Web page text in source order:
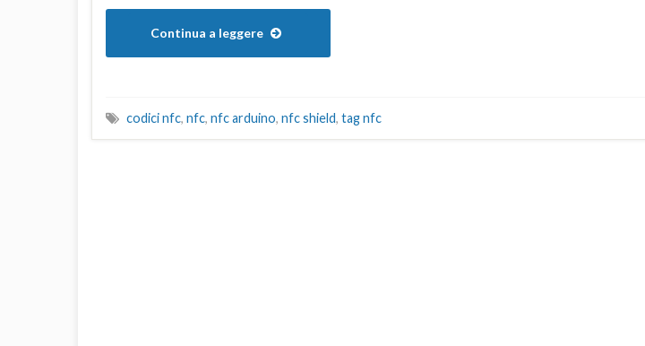
Continua a leggere
codici nfc, nfc, nfc arduino, nfc shield, tag nfc